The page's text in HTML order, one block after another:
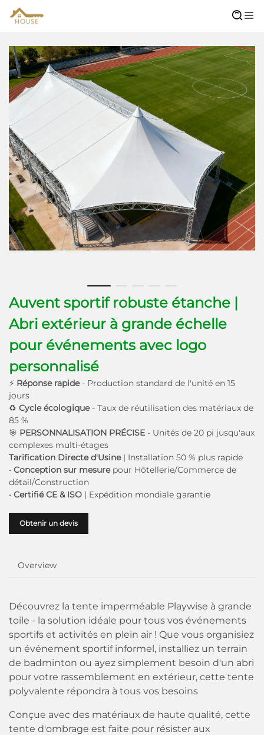
Auvent sportif robuste étanche |
Abri extérieur à grande échelle
pour événements avec logo
personnalisé
⚡ Réponse rapide - Production standard de l'unité en 15
jours
♻ Cycle écologique - Taux de réutilisation des matériaux de
85 %
🎯 PERSONNALISATION PRÉCISE - Unités de 20 pi jusqu'aux
complexes multi-étages
Tarification Directe d'Usine | Installation 50 % plus rapide
• Conception sur mesure pour Hôtellerie/Commerce de
détail/Construction
• Certifié CE & ISO | Expédition mondiale garantie
Obtenir un devis
Overview
Découvrez la tente imperméable Playwise à grande
toile - la solution idéale pour tous vos événements
sportifs et activités en plein air ! Que vous organisiez
un événement sportif informel, installiez un terrain
de badminton ou ayez simplement besoin d'un abri
pour votre rassemblement en extérieur, cette tente
polyvalente répondra à tous vos besoins
Conçue avec des matériaux de haute qualité, cette
tente d'ombrage est faite pour résister aux